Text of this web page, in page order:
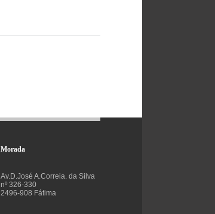
Morada
Av.D.José A.Correia. da Silva
nº 326-330
2496-908 Fátima